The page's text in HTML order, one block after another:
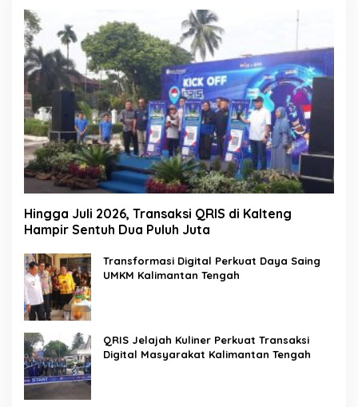
Hingga Juli 2026, Transaksi QRIS di Kalteng
Hampir Sentuh Dua Puluh Juta
Transformasi Digital Perkuat Daya Saing
UMKM Kalimantan Tengah
QRIS Jelajah Kuliner Perkuat Transaksi
Digital Masyarakat Kalimantan Tengah